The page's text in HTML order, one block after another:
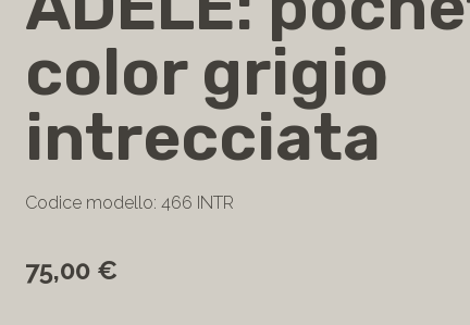
color grigio
intrecciata
Codice modello: 466 INTR
75,00 €